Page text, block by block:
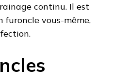
continu. Il est
furoncle vous-même,